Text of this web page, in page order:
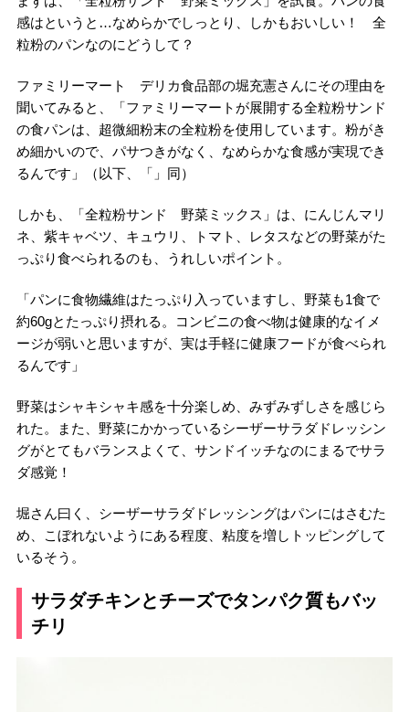
感はというと…なめらかでしっとり、しかもおいしい！ 全
粒粉のパンなのにどうして？
ファミリーマート デリカ食品部の堀充憲さんにその理由を
聞いてみると、「ファミリーマートが展開する全粒粉サンド
の食パンは、超微細粉末の全粒粉を使用しています。粉がき
め細かいので、パサつきがなく、なめらかな食感が実現でき
るんです」（以下、「」同）
しかも、「全粒粉サンド 野菜ミックス」は、にんじんマリ
ネ、紫キャベツ、キュウリ、トマト、レタスなどの野菜がた
っぷり食べられるのも、うれしいポイント。
「パンに食物繊維はたっぷり入っていますし、野菜も1食で
約60gとたっぷり摂れる。コンビニの食べ物は健康的なイメ
ージが弱いと思いますが、実は手軽に健康フードが食べられ
るんです」
野菜はシャキシャキ感を十分楽しめ、みずみずしさを感じら
れた。また、野菜にかかっているシーザーサラダドレッシン
グがとてもバランスよくて、サンドイッチなのにまるでサラ
ダ感覚！
堀さん曰く、シーザーサラダドレッシングはパンにはさむた
め、こぼれないようにある程度、粘度を増しトッピングして
いるそう。
サラダチキンとチーズでタンパク質もバッ
チリ